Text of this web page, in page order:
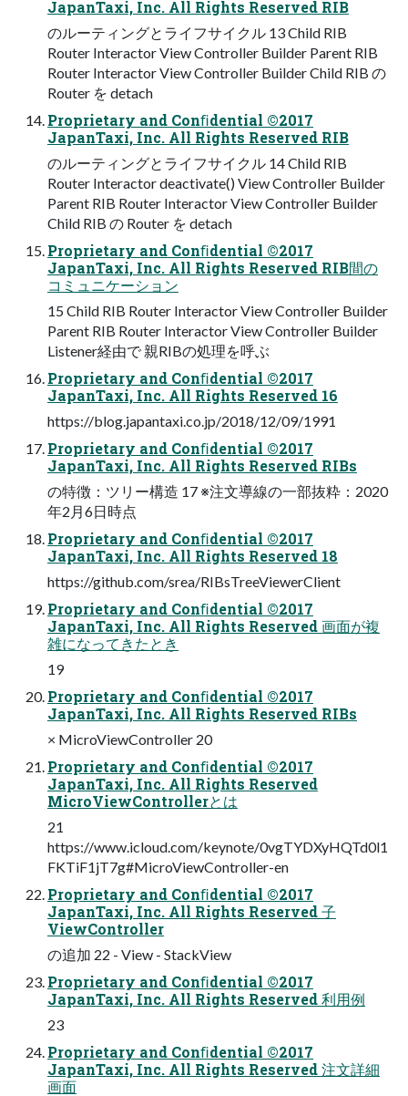
JapanTaxi, Inc. All Rights Reserved RIB
のルーティングとライフサイクル 13 Child RIB
Router Interactor View Controller Builder Parent RIB
Router Interactor View Controller Builder Child RIB の
Router を detach
Proprietary and Conﬁdential ©2017
JapanTaxi, Inc. All Rights Reserved RIB
のルーティングとライフサイクル 14 Child RIB
Router Interactor deactivate() View Controller Builder
Parent RIB Router Interactor View Controller Builder
Child RIB の Router を detach
Proprietary and Conﬁdential ©2017
JapanTaxi, Inc. All Rights Reserved RIB間の
コミュニケーション
15 Child RIB Router Interactor View Controller Builder
Parent RIB Router Interactor View Controller Builder
Listener経由で 親RIBの処理を呼ぶ
Proprietary and Conﬁdential ©2017
JapanTaxi, Inc. All Rights Reserved 16
https://blog.japantaxi.co.jp/2018/12/09/1991
Proprietary and Conﬁdential ©2017
JapanTaxi, Inc. All Rights Reserved RIBs
の特徴：ツリー構造 17 ※注⽂導線の⼀部抜粋：2020
年2⽉6⽇時点
Proprietary and Conﬁdential ©2017
JapanTaxi, Inc. All Rights Reserved 18
https://github.com/srea/RIBsTreeViewerClient
Proprietary and Conﬁdential ©2017
JapanTaxi, Inc. All Rights Reserved 画⾯が複
雑になってきたとき
19
Proprietary and Conﬁdential ©2017
JapanTaxi, Inc. All Rights Reserved RIBs
× MicroViewController 20
Proprietary and Conﬁdential ©2017
JapanTaxi, Inc. All Rights Reserved
MicroViewControllerとは
21
https://www.icloud.com/keynote/0vgTYDXyHQTd0l1
FKTiF1jT7g#MicroViewController-en
Proprietary and Conﬁdential ©2017
JapanTaxi, Inc. All Rights Reserved ⼦
ViewController
の追加 22 - View - StackView
Proprietary and Conﬁdential ©2017
JapanTaxi, Inc. All Rights Reserved 利⽤例
23
Proprietary and Conﬁdential ©2017
JapanTaxi, Inc. All Rights Reserved 注⽂詳細
画⾯